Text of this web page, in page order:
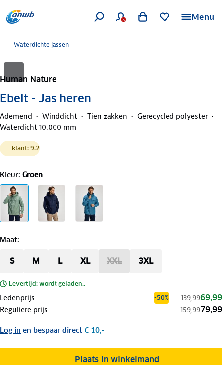
Menu
Waterdichte jassen
Human Nature
Ebelt - Jas heren
Ademend Winddicht Tien zakken
Gerecycled polyester
Waterdicht 10.000 mm
klant: 9.2
Kleur: Groen
Maat:
S M L XL XXL 3XL
Levertijd: wordt geladen..
Ledenprijs -50% 139,9969,99
Reguliere prijs 159,9979,99
Log in en bespaar direct € 10,-
Plaats in winkelmand